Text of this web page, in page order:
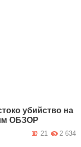
убийство на
ОБЗОР
2 634
21